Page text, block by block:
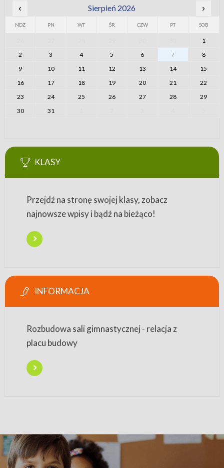
‹ Sierpień 2026 ›
NDZ PN WT ŚR CZW PT SOB
1
2
3 4 5 6 7
8
9
10 11 12 13 14
15
16
17 18 19 20 21
22
23
24 25 26 27 28
29
30
31
KLASY
Przejdź na stronę swojej klasy, zobacz
najnowsze wpisy i bądź na bieżąco!
INFORMACJA
Rozbudowa sali gimnastycznej - relacja z
placu budowy